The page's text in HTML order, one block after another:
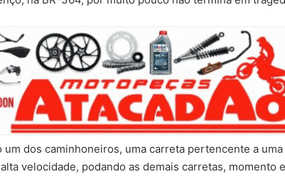
um dos caminhoneiros, uma carreta pertencente a
velocidade, podando as demais carretas, momento